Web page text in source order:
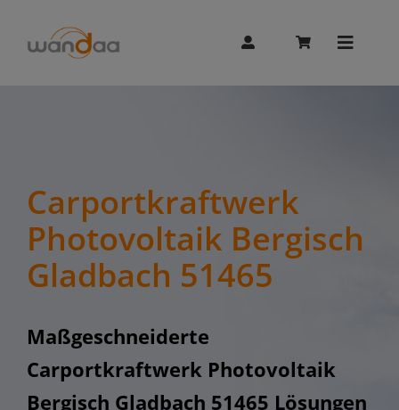
content
Toggle
Unitree
Booster
Whalesbot
STEM
Carportkraftwerk
Photovoltaik Bergisch
Gladbach 51465
Maßgeschneiderte
Carportkraftwerk Photovoltaik
Bergisch Gladbach 51465 Lösungen